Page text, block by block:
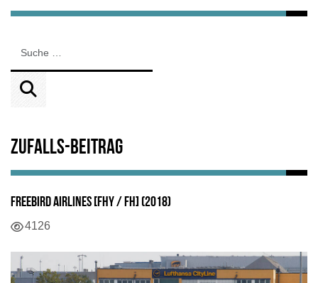
Zufalls-Beitrag
Freebird Airlines [FHY / FH] (2018)
4126